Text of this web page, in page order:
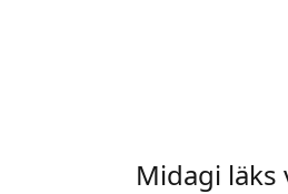
Midagi läks